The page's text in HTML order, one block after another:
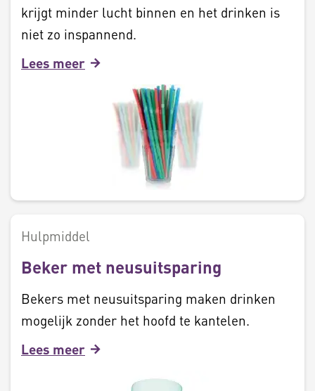
krijgt minder lucht binnen en het drinken is
niet zo inspannend.
Lees meer
Hulpmiddel
Beker met neusuitsparing
Bekers met neusuitsparing maken drinken
mogelijk zonder het hoofd te kantelen.
Lees meer